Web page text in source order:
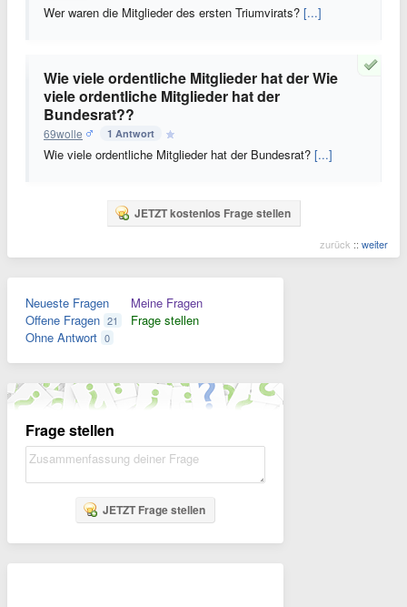
Wer waren die Mitglieder des ersten Triumvirats? [...]
Wie viele ordentliche Mitglieder hat der Wie
viele ordentliche Mitglieder hat der
Bundesrat??
69wolle 1 Antwort
Wie viele ordentliche Mitglieder hat der Bundesrat? [...]
JETZT kostenlos Frage stellen
zurück :: weiter
Neueste Fragen
Offene Fragen 21
Ohne Antwort 0
Meine Fragen
Frage stellen
Frage stellen
JETZT Frage stellen